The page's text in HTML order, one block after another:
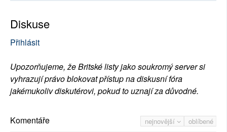
Diskuse
Přihlásit
Upozorňujeme, že Britské listy jako soukromý server si
vyhrazují právo blokovat přístup na diskusní fóra
jakémukoliv diskutérovi, pokud to uznají za důvodné.
nejnovější oblíbené
Komentáře